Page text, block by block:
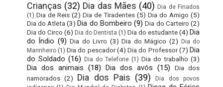
Crianças (32) Dia das Mães (40) Dia de Finados
(1) Dia de Reis (2) Dia de Tiradentes (5) Dia do Amigo (5)
Dia do Atleta (3) Dia do Bombeiro (9) Dia do Carteiro (2)
Dia do Circo (6) Dia do Dentista (1) Dia do estudante(4) Dia
do Índio (9) Dia do Livro (3) Dia do Mágico (2) Dia do
Marinheiro (1) Dia do pescador (4) Dia do Professor (7) Dia
do Soldado (16) Dia do Telefone (1) Dia do trabalho (3)
Dia dos animais (18) Dia dos avós (15)
Dia dos
namorados (2) Dia dos Pais (39)
Dia dos povos